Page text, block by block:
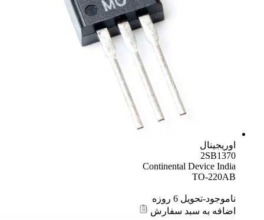
اوریجینال
2SB1370
Continental Device India
TO-220AB
ناموجود-تحویل 6 روزه
اضافه به سبد سفارش